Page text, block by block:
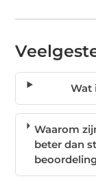
Wat
Waarom
beter dan